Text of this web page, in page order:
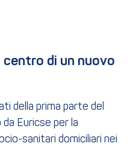
di un nuovo
della prima parte del
Euricse per la
sanitari domiciliari nei